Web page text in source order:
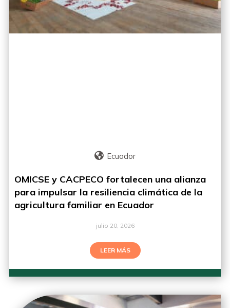
Ecuador
OMICSE y CACPECO fortalecen una alianza
para impulsar la resiliencia climática de la
agricultura familiar en Ecuador
julio 20, 2026
LEER MÁS